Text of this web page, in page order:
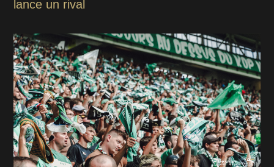
lance un rival